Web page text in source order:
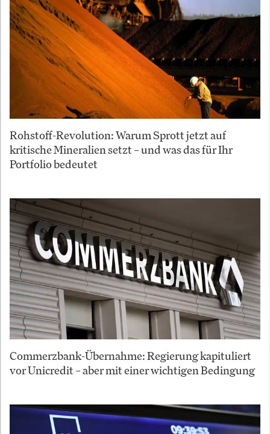
Rohstoff-Revolution: Warum Sprott jetzt auf
kritische Mineralien setzt – und was das für Ihr
Portfolio bedeutet
Commerzbank-Übernahme: Regierung kapituliert
vor Unicredit – aber mit einer wichtigen Bedingung